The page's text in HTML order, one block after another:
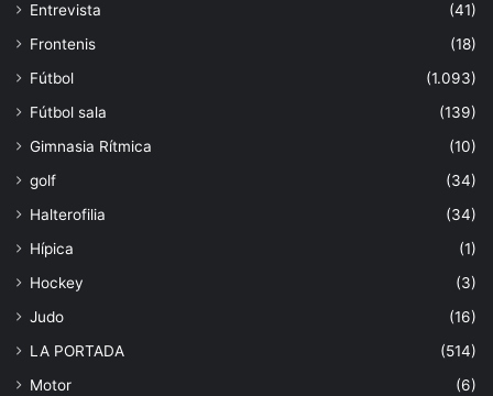
Entrevista
(41)
Frontenis
(18)
Fútbol
(1.093)
Fútbol sala
(139)
Gimnasia Rítmica
(10)
golf
(34)
Halterofilia
(34)
Hípica
(1)
Hockey
(3)
Judo
(16)
LA PORTADA
(514)
Motor
(6)